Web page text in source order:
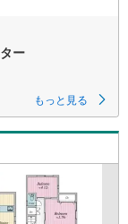
ー
もっと見る